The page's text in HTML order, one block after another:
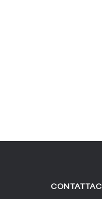
CONTATTACI